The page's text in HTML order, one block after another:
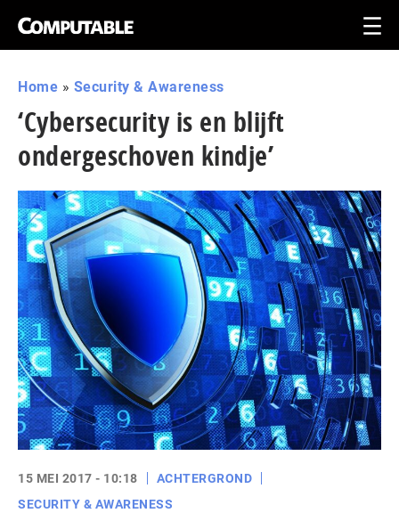
Home » Security & Awareness
‘Cybersecurity is en blijft
ondergeschoven kindje’
15 MEI 2017 - 10:18
ACHTERGROND
SECURITY & AWARENESS